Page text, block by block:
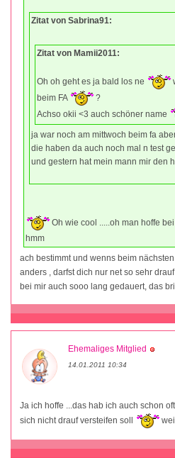
Zitat von Sabrina91:
Zitat von Mamii2011:
Oh oh geht es ja bald los ne
beim FA
?
Achso okii <3 auch schöner name
ja war noch am mittwoch beim fa
die haben da auch noch mal n test
und gestern hat mein mann mir den
Oh wie cool .....oh man hoffe
hmm
ach bestimmt und wenns beim
anders , darfst dich nur net so sehr
bei mir auch sooo lang gedauert, das
Ehemaliges Mitglied
14.01.2011 10:34
Ja ich hoffe ...das hab ich auch schon
sich nicht drauf versteifen soll